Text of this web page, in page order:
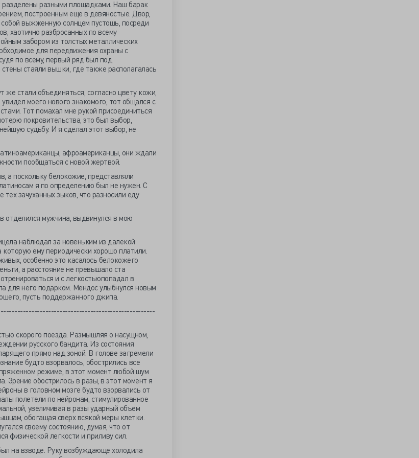
разделены разными площадками. Наш барак
построенным еще в девяностые. Двор,
выжженную солнцем пустошь, посреди
хаотично разбросанных по всему
забором из толстых металлических
для передвижения охраны с
по всему, первый ряд был под
стаяли вышки, где также располагалась
стали объединяться, согласно цвету кожи,
моего нового знакомого, тот общался с
Тот помахал мне рукой присоединиться
покровительства, это был выбор,
судьбу. И я сделал этот выбор, не
афроамериканцы, они ждали
пообщаться с новой жертвой.
а поскольку белокожие, представляли
я по определению был не нужен. С
зачуханных зыков, что разносили еду
отделился мужчина, выдвинулся в мою
наблюдал за новеньким из далекой
ему периодически хорошо платили.
особенно это касалось белокожего
а расстояние не превышало ста
и с легкостьюпопадал в
для него подарком. Мендос улыбнулся новым
пусть поддержанного джипа.
скорого поезда. Размышляя о насущном,
русского бандита. Из состояния
прямо над зоной. В голове загремели
будто взорвалось, обострились все
режиме, в этот момент любой шум
Зрение обострилось в разы, в этот момент я
в головном мозге будто взорвались от
полетели по нейронам, стимулированное
увеличивая в разы ударный объем
обогащая сверх всякой меры клетки.
своему состоянию, думая, что от
физической легкости и приливу сил.
на взводе. Руку возбуждающе холодила